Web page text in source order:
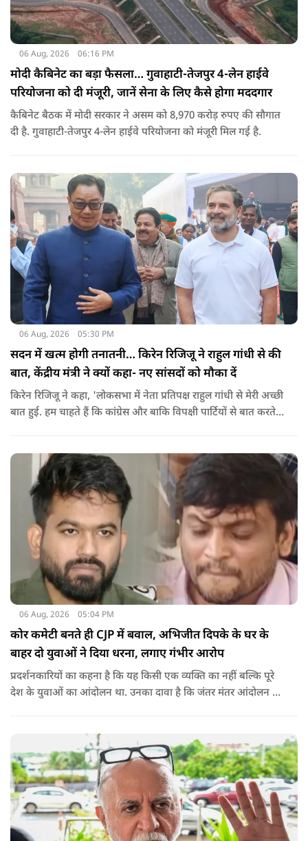
06 Aug, 2026 06:16 PM
मोदी कैबिनेट का बड़ा फैसला… गुवाहाटी-तेजपुर 4-लेन हाईवे
परियोजना को दी मंजूरी, जानें सेना के लिए कैसे होगा मददगार
कैबिनेट बैठक में मोदी सरकार ने असम को 8,970 करोड़ रुपए की सौगात
दी है. गुवाहाटी-तेजपुर 4-लेन हाईवे परियोजना को मंजूरी मिल गई है.
06 Aug, 2026 05:30 PM
सदन में खत्म होगी तनातनी… किरेन रिजिजू ने राहुल गांधी से की
बात, केंद्रीय मंत्री ने क्यों कहा- नए सांसदों को मौका दें
किरेन रिजिजू ने कहा, 'लोकसभा में नेता प्रतिपक्ष राहुल गांधी से मेरी अच्छी
बात हुई. हम चाहते हैं कि कांग्रेस और बाकि विपक्षी पार्टियों से बात करते
06 Aug, 2026 05:04 PM
कोर कमेटी बनते ही CJP में बवाल, अभिजीत दिपके के घर के
बाहर दो युवाओं ने दिया धरना, लगाए गंभीर आरोप
प्रदर्शनकारियों का कहना है कि यह किसी एक व्यक्ति का नहीं बल्कि पूरे
देश के युवाओं का आंदोलन था. उनका दावा है कि जंतर मंतर आंदोलन से